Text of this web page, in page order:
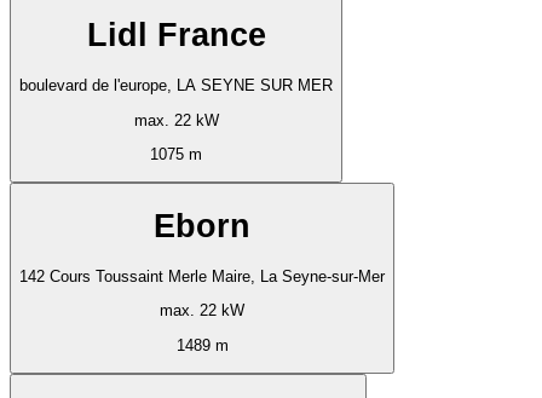
Lidl France
boulevard de l'europe, LA SEYNE SUR MER
max. 22 kW
1075 m
Eborn
142 Cours Toussaint Merle Maire, La Seyne-sur-Mer
max. 22 kW
1489 m